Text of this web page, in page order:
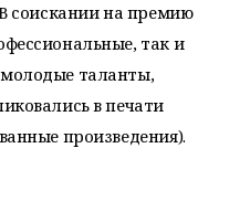
соискании на премию
так и
таланты,
в печати
произведения).